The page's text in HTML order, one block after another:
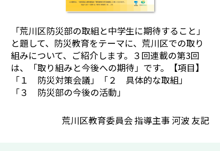
「荒川区防災部の取組と中学生に期待すること」
と題して、防災教育をテーマに、荒川区での取り
組みについて、ご紹介します。３回連載の第3回
は、「取り組みと今後への期待」です。【項目】
「１ 防災対策会議」「２ 具体的な取組」
「３ 防災部の今後の活動」
荒川区教育委員会 指導主事 河波 友記